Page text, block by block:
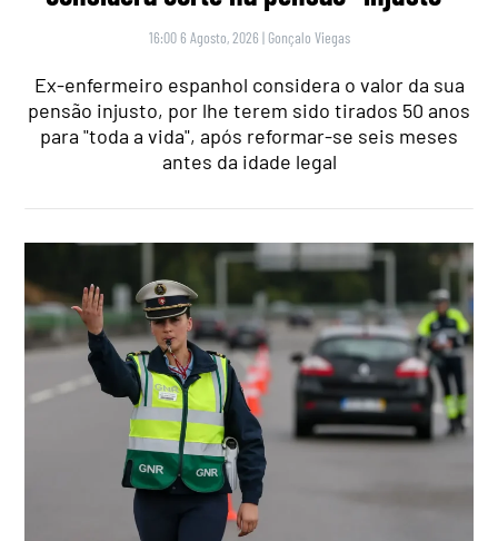
16:00 6 Agosto, 2026 | Gonçalo Viegas
Ex-enfermeiro espanhol considera o valor da sua
pensão injusto, por lhe terem sido tirados 50 anos
para "toda a vida", após reformar-se seis meses
antes da idade legal